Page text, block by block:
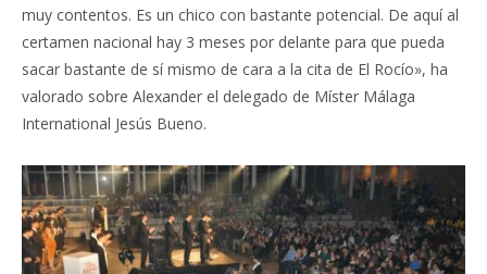
muy contentos. Es un chico con bastante potencial. De aquí al
certamen nacional hay 3 meses por delante para que pueda
sacar bastante de sí mismo de cara a la cita de El Rocío», ha
valorado sobre Alexander el delegado de Míster Málaga
International Jesús Bueno.